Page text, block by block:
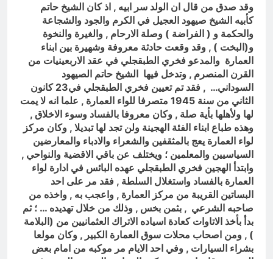
وقد صدق من قال ان الولد سر ابيه , اذ كان الشيخ حاتم
كأبيه الشيخ صيهود العجيل في الكرم والجود والشجاعة
والحكمة و ( الفراضة ) وصلة الارحام , والغيرة والنخوة
و(البخت ) , وقد وقعت حادثة معروفة وشهيرة بين ابناء
العمارة والمدعو فخري الطبقجلي في عقد الاربعينيات من
القرن المنصرم , وتدخل فيها الشيخ حاتم الصيهود
السوداني… , فقد تم تعيين فخري الطبقجلي في
23 كانون
الثاني من سنة 1945 متصرفا للواء العمارة ,
علما انه لا يمت
لها ولأهلها بأية صلة , وكان معروفا بالفساد وسوء الاخلاق ,
وهذه طباع ابناء الفئة الهجينة ولن تجد لها تبديلا , وكان مركز
لواء العمارة يعج بالمثقفين والشعراء والادباء والمعارضين
السياسيين والمعلمين ؛ ويختلف عن باقي الاقضية والنواحي ,
وابتدأ الهجين فخري الطبقجلي عهده البائس في ادارة لواء
العمارة بالفساد واستغلال السلطة , فقد مر على احد
البساتين القريبة من مركز العمارة , واعجب به , واخذه من
صاحبه الشرعي , بثمن بخس , وذلك من خلال تهديده … ؛ ثم
بدأ بأخذ الاتاوات كعادة اسياده الاتراك العثمانيين من (البلامة
) , ومن اصحاب محلات سوق العمارة الكبير , وكان مولعا
بشراء السيارات , وفي احد الايام مر موكبه من امام بعض